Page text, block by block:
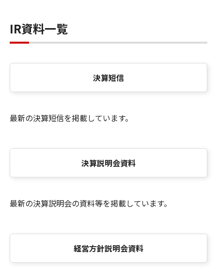
IR資料一覧
決算短信
最新の決算短信を掲載しています。
決算説明会資料
最新の決算説明会の資料等を掲載しています。
経営方針説明会資料